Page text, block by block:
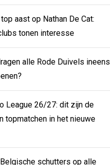
aast op Nathan De Cat:
10 clubs tonen interesse
alle Rode Duivels ineens
League 26/27: dit zijn de
topmatchen in het nieuwe
schutters op alle